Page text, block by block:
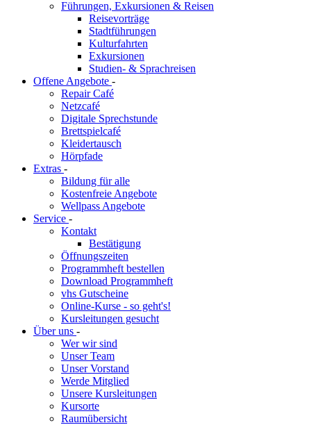
Führungen, Exkursionen & Reisen
Reisevorträge
Stadtführungen
Kulturfahrten
Exkursionen
Studien- & Sprachreisen
Offene Angebote -
Repair Café
Netzcafé
Digitale Sprechstunde
Brettspielcafé
Kleidertausch
Hörpfade
Extras -
Bildung für alle
Kostenfreie Angebote
Wellpass Angebote
Service -
Kontakt
Bestätigung
Öffnungszeiten
Programmheft bestellen
Download Programmheft
vhs Gutscheine
Online-Kurse - so geht's!
Kursleitungen gesucht
Über uns -
Wer wir sind
Unser Team
Unser Vorstand
Werde Mitglied
Unsere Kursleitungen
Kursorte
Raumübersicht